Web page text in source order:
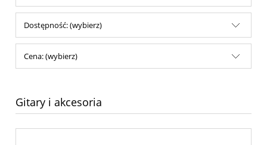
Dostępność: (wybierz)
Cena: (wybierz)
Gitary i akcesoria